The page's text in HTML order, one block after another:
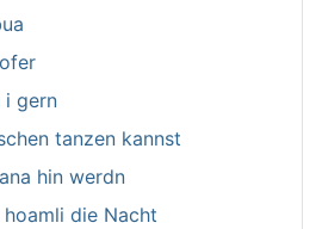
i gern
tanzen kannst
hin werdn
die Nacht